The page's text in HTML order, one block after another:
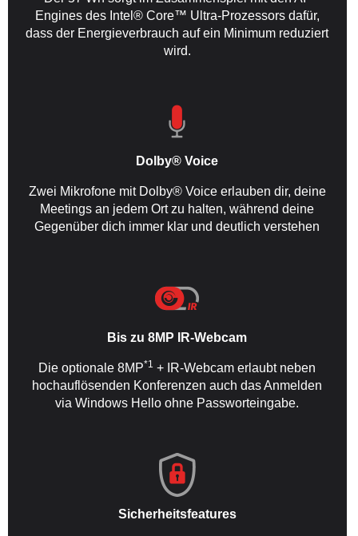
Engines des Intel® Core™ Ultra-Prozessors dafür,
dass der Energieverbrauch auf ein Minimum reduziert
wird.
Dolby® Voice
Zwei Mikrofone mit Dolby® Voice erlauben dir, deine
Meetings an jedem Ort zu halten, während deine
Gegenüber dich immer klar und deutlich verstehen
Bis zu 8MP IR-Webcam
Die optionale 8MP*1 + IR-Webcam erlaubt neben
hochauflösenden Konferenzen auch das Anmelden
via Windows Hello ohne Passworteingabe.
Sicherheitsfeatures